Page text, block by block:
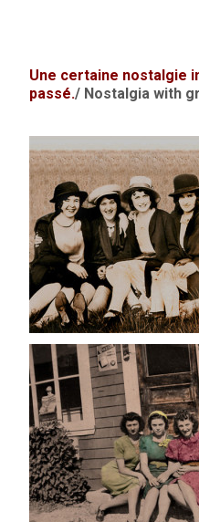
Une certaine nostalgie
passé./ Nostalgia with